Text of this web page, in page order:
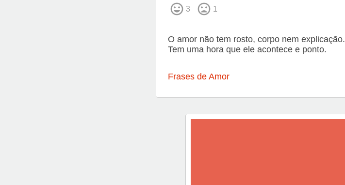
3 1
O amor não tem rosto, corpo nem explicação.
Tem uma hora que ele acontece e ponto.
Frases de Amor